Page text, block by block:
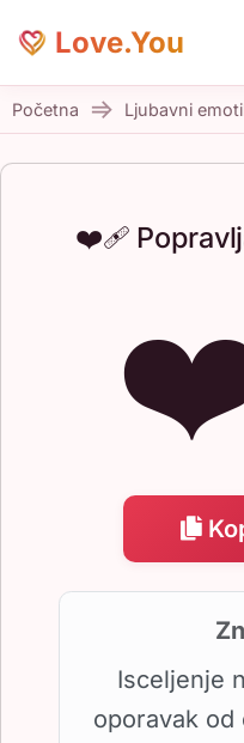
Love.You
Početna Ljubavni
❤️‍🩹
Isceljenje
oporavak od